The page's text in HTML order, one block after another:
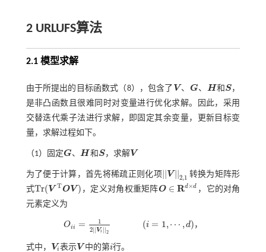
2 URLUFS算法
2.1 模型求解
由于所提出的目标函数式（8） ，包含了 V
V 、 G
G 、 H
H 和 S
S ，
是非凸函数且很难同时对变量进行优化求解。因此，采用
交替迭代乘子法进行求解，即固定其余变量，更新目标变
量，求解过程如下。
（1）固定G
G 、H
H 和 S
S ，求解V
V
为了便于计算，首先将稀疏正则化项| V | |2,1
| |V |2,1转换为矩阵形
式Tr( V TOV )
Tr(V TO V ) ，定义对角权重矩阵O ∈ Rd×d
O∈R d×
，它的对角
元素定义为
Oii =
1
2|| Vi ||2
(i = 1,⋯ ,d)
Oii= 12| |Vi||2 ⋯ ,d) ，
式中， Vi
Vi 表示V
V 中的第i
i行。